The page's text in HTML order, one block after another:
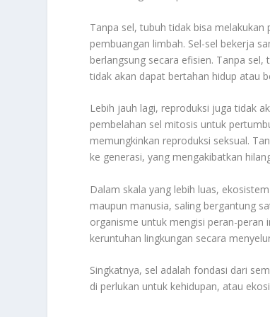
Tanpa sel, tubuh tidak bisa
pembuangan limbah. Sel-sel bekerja
berlangsung secara efisien. Tanpa
tidak akan dapat bertahan hidup atau
Lebih jauh lagi, reproduksi juga tidak
pembelahan sel mitosis untuk
memungkinkan reproduksi seksual.
ke generasi, yang mengakibatkan
Dalam skala yang lebih luas,
maupun manusia, saling bergantung
organisme untuk mengisi peran-peran
keruntuhan lingkungan secara
Singkatnya, sel adalah fondasi dari
di perlukan untuk kehidupan, atau